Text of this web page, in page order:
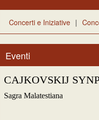
Concerti e Iniziative |
Eventi
CAJKOVSKIJ
Sagra Malatestiana